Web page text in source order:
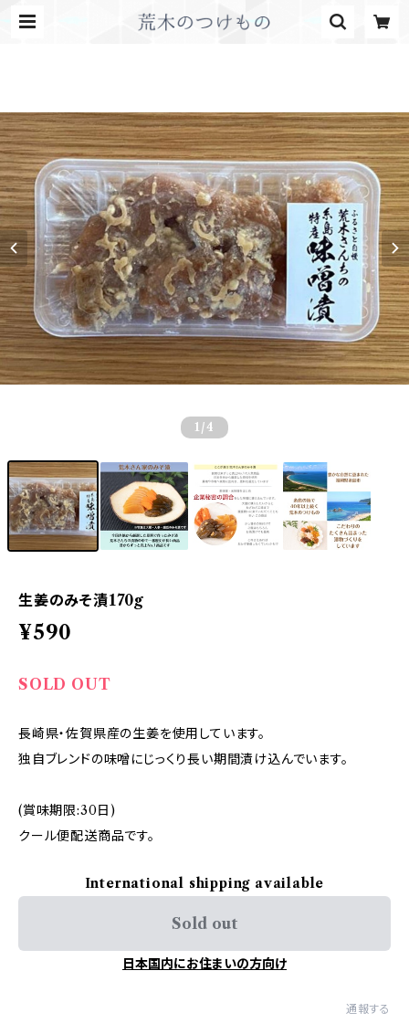
1 /4
生姜のみそ漬170g
¥590
SOLD OUT
長崎県・佐賀県産の生姜を使用しています。
独自ブレンドの味噌にじっくり長い期間漬け込んでいます。
(賞味期限:30日)
クール便配送商品です。
International shipping available
Sold out
日本国内にお住まいの方向け
通報する